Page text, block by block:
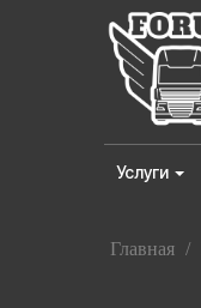
Услуги
Главная /